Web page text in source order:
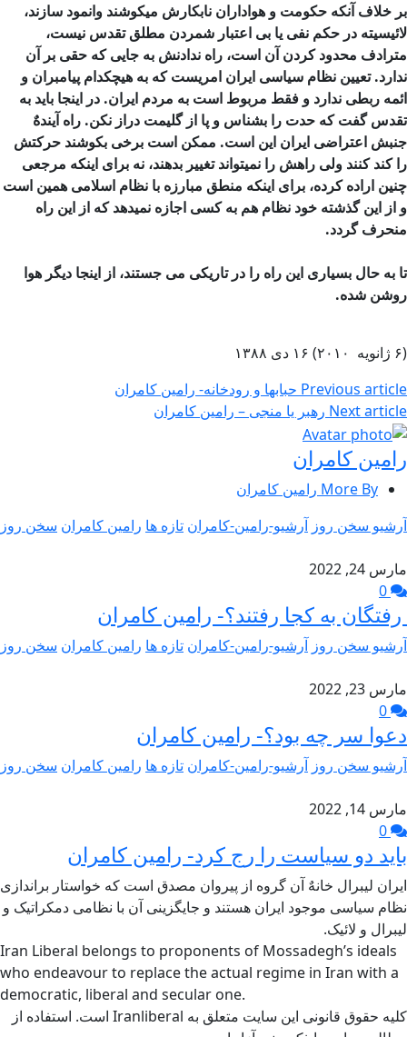
بر خلاف آنكه حكومت و هواداران نابكارش میكوشند وانمود سازند،
لائیسیته در حكم نفی یا بی اعتبار شمردن مطلق تقدس نیست،
مترادف محدود كردن آن است، راه ندادنش به جایی كه حقی بر آن
ندارد. تعیین نظام سیاسی ایران امریست كه به هیچكدام پیامبران و
ائمه ربطی ندارد و فقط مربوط است به مردم ایران. در اینجا باید به
تقدس گفت كه حدت را بشناس و پا از گلیمت دراز نكن. راه آیندهٌ
جنبش اعتراضی ایران این است. ممكن است برخی بكوشند حركتش
را كند كنند ولی راهش را نمیتواند تغییر بدهند، نه برای اینكه مرجعی
چنین اراده كرده، برای اینكه منطق مبارزه با نظام اسلامی همین است
و از این گذشته خود نظام هم به كسی اجازه نمیدهد كه از این راه
منحرف گردد.
تا به حال بسیاری این راه را در تاریكی می جستند، از اینجا دیگر هوا
روشن شده.
(۶ ژانویه ۲۰۱۰) ۱۶ دی ۱۳۸۸
Previous article حبابها و رودخانه- رامین کامران
Next article رهبر یا منجی – رامین كامران
رامین کامران
More By رامین کامران
آرشیو سخن روز آرشیو-رامین-کامران تازه ها رامین کامران سخن روز
مارس 24, 2022
رفتگان به کجا رفتند؟- رامین کامران
آرشیو سخن روز آرشیو-رامین-کامران تازه ها رامین کامران سخن روز
مارس 23, 2022
دعوا سر چه بود؟- رامین کامران
آرشیو سخن روز آرشیو-رامین-کامران تازه ها رامین کامران سخن روز
مارس 14, 2022
باید دو سیاست را رج کرد- رامین کامران
ایران لیبرال خانهٌ آن گروه از پیروان مصدق است که خواستار براندازی
نظام سیاسی موجود ایران هستند و جایگزینی آن با نظامی دمکراتیک و
لیبرال و لائیک.
Iran Liberal belongs to proponents of Mossadegh’s ideals
who endeavour to replace the actual regime in Iran with a
democratic, liberal and secular one.
کلیه حقوق قانونی این سایت متعلق به Iranliberal است. استفاده از